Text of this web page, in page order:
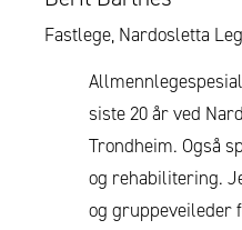
Fastlege, Nardosletta
siste 20 år ved
Trondheim. Også
og rehabilitering.
og gruppeveileder